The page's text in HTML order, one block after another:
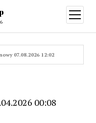
open
menu
07.08.2026 12:02
00:08